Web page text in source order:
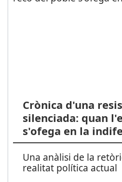
Crònica d'una
silenciada: quan
s'ofega en la
Una anàlisi de la
realitat política actual